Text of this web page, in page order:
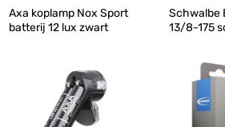
Axa koplamp Nox Sport
batterij 12 lux zwart
Schwalbe
13/8-175